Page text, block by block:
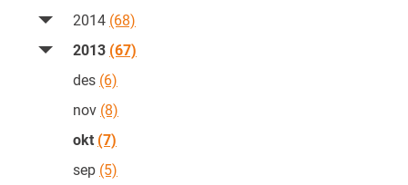
2014 (68)
2013 (67)
des (6)
nov (8)
okt (7)
sep (5)